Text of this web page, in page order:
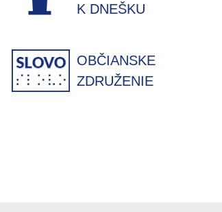
K DNEŠKU
OBČIANSKE
ZDRUŽENIE